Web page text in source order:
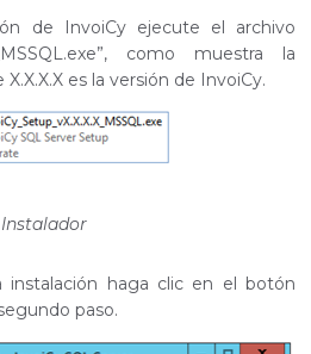
de InvoiCy ejecute el archivo
como muestra la
es la versión de InvoiCy.
Instalador
haga clic en el botón
paso.